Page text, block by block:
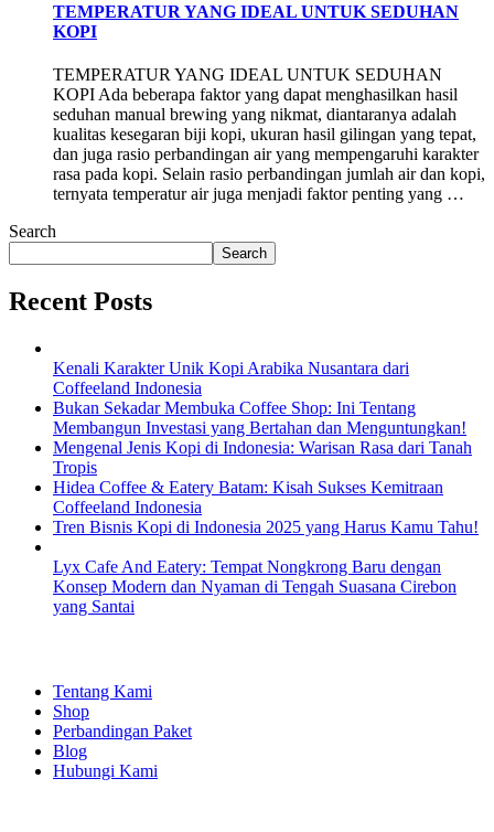
TEMPERATUR YANG IDEAL UNTUK SEDUHAN
KOPI
TEMPERATUR YANG IDEAL UNTUK SEDUHAN
KOPI Ada beberapa faktor yang dapat menghasilkan hasil
seduhan manual brewing yang nikmat, diantaranya adalah
kualitas kesegaran biji kopi, ukuran hasil gilingan yang tepat,
dan juga rasio perbandingan air yang mempengaruhi karakter
rasa pada kopi. Selain rasio perbandingan jumlah air dan kopi,
ternyata temperatur air juga menjadi faktor penting yang …
Search
Search
Recent Posts
Kenali Karakter Unik Kopi Arabika Nusantara dari
Coffeeland Indonesia
Bukan Sekadar Membuka Coffee Shop: Ini Tentang
Membangun Investasi yang Bertahan dan Menguntungkan!
Mengenal Jenis Kopi di Indonesia: Warisan Rasa dari Tanah
Tropis
Hidea Coffee & Eatery Batam: Kisah Sukses Kemitraan
Coffeeland Indonesia
Tren Bisnis Kopi di Indonesia 2025 yang Harus Kamu Tahu!
Lyx Cafe And Eatery: Tempat Nongkrong Baru dengan
Konsep Modern dan Nyaman di Tengah Suasana Cirebon
yang Santai
Tentang Kami
Shop
Perbandingan Paket
Blog
Hubungi Kami